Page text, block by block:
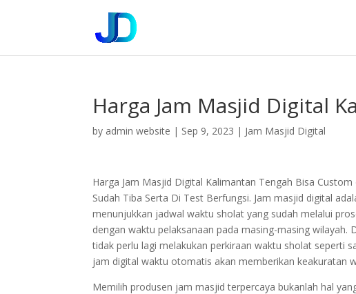
Harga Jam Masjid Digital
by admin website | Sep 9, 2023 | Jam Masjid Digital
Harga Jam Masjid Digital Kalimantan Tengah Bisa
Sudah Tiba Serta Di Test Berfungsi. Jam masjid digital
menunjukkan jadwal waktu sholat yang sudah melalui
dengan waktu pelaksanaan pada masing-masing
tidak perlu lagi melakukan perkiraan waktu sholat seperti
jam digital waktu otomatis akan memberikan keakuratan
Memilih produsen jam masjid terpercaya bukanlah hal